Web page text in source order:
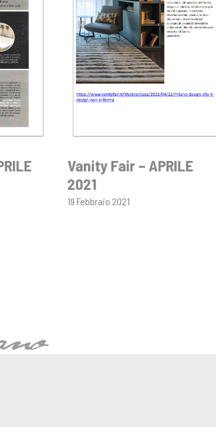
Vanity Fair – APRILE
2021
19 Febbraio 2021